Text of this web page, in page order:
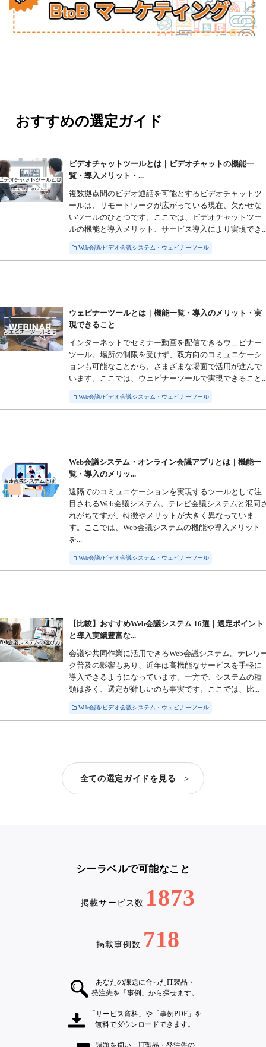
おすすめの選定ガイド
ビデオチャットツールとは｜ビデオチャットの機能一
覧・導入メリット・...
複数拠点間のビデオ通話を可能とするビデオチャットツ
ールは、リモートワークが広がっている現在、欠かせな
いツールのひとつです。ここでは、ビデオチャットツー
ルの機能と導入メリット、サービス導入により実現でき
Web会議/ビデオ会議システム・ウェビナーツール
ウェビナーツールとは｜機能一覧・導入のメリット・実
現できること
インターネットでセミナー動画を配信できるウェビナー
ツール。場所の制限を受けず、双方向のコミュニケーシ
ョンも可能なことから、さまざまな場面で活用が進んで
います。ここでは、ウェビナーツールで実現できること
Web会議/ビデオ会議システム・ウェビナーツール
Web会議システム・オンライン会議アプリとは｜機能一
覧・導入のメリッ...
遠隔でのコミュニケーションを実現するツールとして注
目されるWeb会議システム。テレビ会議システムと混同
れがちですが、特徴やメリットが大きく異なっていま
す。ここでは、Web会議システムの機能や導入メリット
を...
Web会議/ビデオ会議システム・ウェビナーツール
【比較】おすすめWeb会議システム 16選｜選定ポイント
と導入実績豊富な...
会議や共同作業に活用できるWeb会議システム。テレワ
ク普及の影響もあり、近年は高機能なサービスを手軽に
導入できるようになっています。一方で、システムの種
類は多く、選定が難しいのも事実です。ここでは、比...
Web会議/ビデオ会議システム・ウェビナーツール
全ての選定ガイドを見る >
シーラベルで可能なこと
掲載サービス数 1873
掲載事例数 718
あなたの課題に合ったIT製品・
発注先を「事例」から探せます。
「サービス資料」や「事例PDF」を
無料でダウンロードできます。